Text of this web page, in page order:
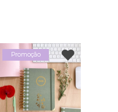
Promoção